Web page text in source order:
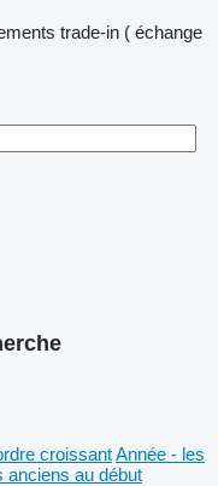
trade-in ( échange
croissantAnnée - les
anciens au début